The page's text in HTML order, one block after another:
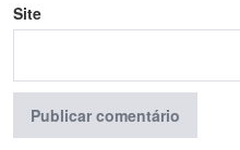
Site